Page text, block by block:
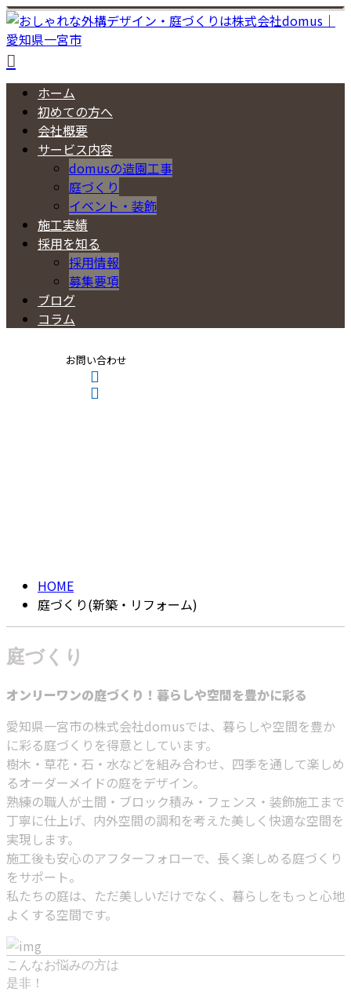
ホーム
初めての方へ
会社概要
サービス内容
domusの造園工事
庭づくり
イベント・装飾
施工実績
採用を知る
採用情報
募集要項
ブログ
コラム
お問い合わせ
HOME
庭づくり(新築・リフォーム)
庭づくり
オンリーワンの庭づくり！暮らしや空間を豊かに彩る
愛知県一宮市の株式会社domusでは、暮らしや空間を豊か
に彩る庭づくりを得意としています。
樹木・草花・石・水などを組み合わせ、四季を通して楽しめ
るオーダーメイドの庭をデザイン。
熟練の職人が土間・ブロック積み・フェンス・装飾施工まで
丁寧に仕上げ、内外空間の調和を考えた美しく快適な空間を
実現します。
施工後も安心のアフターフォローで、長く楽しめる庭づくり
をサポート。
私たちの庭は、ただ美しいだけでなく、暮らしをもっと心地
よくする空間です。
こんなお悩みの方は
是非！